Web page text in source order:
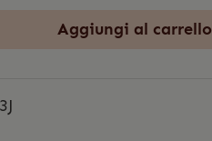
Aggiungi al carrello